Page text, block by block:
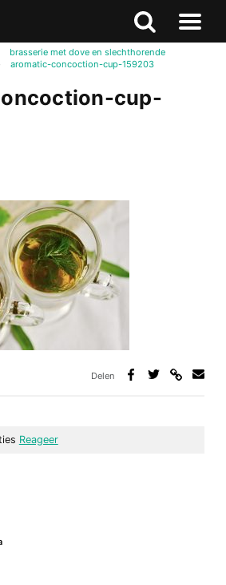
Zoeken
Naar
brasserie met dove en slechthorende
aromatic-concoction-cup-159203
cup-
Delen
Reageer
gepubliceerd.
Zoeken